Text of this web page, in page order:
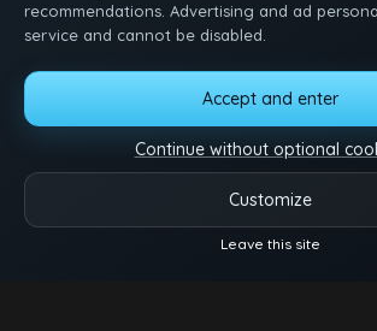
recommendations. Advertising and ad
service and cannot be disabled.
Accept and enter
Continue without optional
Customize
Leave this site
I twink più sexy ti aspettano. Sfoglia i video, segati e
Twink Tube- Tutti i diritti
Reels